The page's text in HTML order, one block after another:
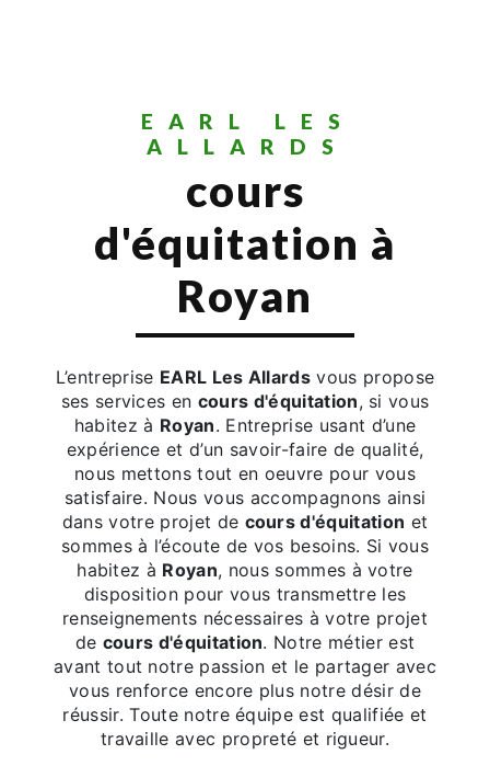
EARL LES
ALLARDS
cours
d'équitation à
Royan
L’entreprise EARL Les Allards vous propose
ses services en cours d'équitation, si vous
habitez à Royan. Entreprise usant d’une
expérience et d’un savoir-faire de qualité,
nous mettons tout en oeuvre pour vous
satisfaire. Nous vous accompagnons ainsi
dans votre projet de cours d'équitation et
sommes à l’écoute de vos besoins. Si vous
habitez à Royan, nous sommes à votre
disposition pour vous transmettre les
renseignements nécessaires à votre projet
de cours d'équitation. Notre métier est
avant tout notre passion et le partager avec
vous renforce encore plus notre désir de
réussir. Toute notre équipe est qualifiée et
travaille avec propreté et rigueur.